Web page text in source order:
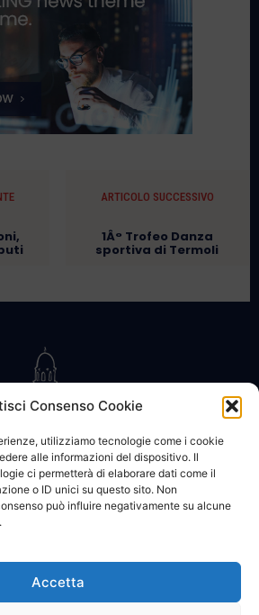
Consenso Cookie
utilizziamo tecnologie come i cookie
alle informazioni del dispositivo. Il
ci permetterà di elaborare dati come il
o ID unici su questo sito. Non
può influire negativamente su alcune
Accetta
ARTICOLO SUCCESSIVO
1Â° Trofeo Danza
sportiva di Termoli
COOKIE POLICY PRIVACY
:::: powered by Go Web snc |